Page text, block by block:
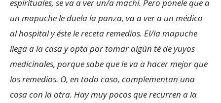
espirituales, se va a ver un/a machi. Pero ponele que a
un mapuche le duela la panza, va a ver a un médico
al hospital y éste le receta remedios. El/la mapuche
llega a la casa y opta por tomar algún té de yuyos
medicinales, porque sabe que le va a hacer mejor que
los remedios. O, en todo caso, complementan una
cosa con la otra. Hay muy pocos que recurren a la